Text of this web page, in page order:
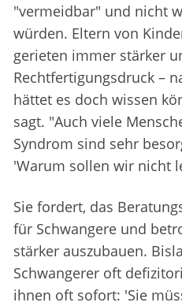
"vermeidbar" und nicht
würden. Eltern von
gerieten immer stärker
Rechtfertigungsdruck –
hättet es doch wissen
sagt. "Auch viele
Syndrom sind sehr
'Warum sollen wir nicht
Sie fordert, das
für Schwangere und
stärker auszubauen.
Schwangerer oft
ihnen oft sofort: 'Sie